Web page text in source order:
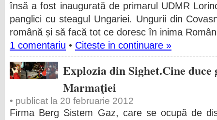
însă a fost inaugurată de primarul UDMR
panglici cu steagul Ungariei. Ungurii din
română și să facă tot ce doresc în inima
1 comentariu • Citeste in continuare »
Explozia din Sighet.Cine duce
Marmaţiei
• publicat la 20 februarie 2012
Firma Berg Sistem Gaz, care se ocupă de